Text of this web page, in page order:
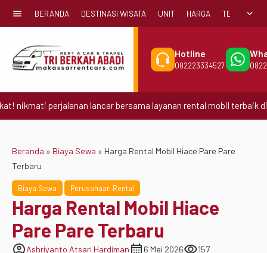
menu BERANDA DESTINASI WISATA UNIT HARGA TENTANG
expand_more
Hotline
082223334527
perjalanan lancar bersama layanan rental mobil terbaik di
Beranda » Biaya Sewa » Harga Rental Mobil Hiace Pare Pare
Terbaru
Biaya Sewa Perusahaan Rental
Harga Rental Mobil Hiace
Pare Pare Terbaru
account_circleAshriyanto Atsari Hardiman calendar_month 6 Mei 2026visibility157